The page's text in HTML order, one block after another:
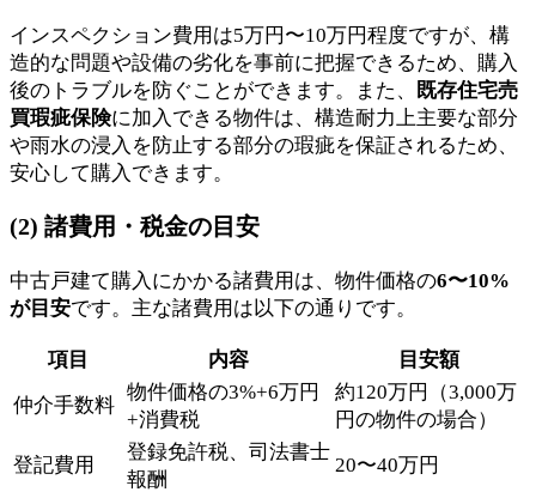
インスペクション費用は5万円〜10万円程度ですが、構
造的な問題や設備の劣化を事前に把握できるため、購入
後のトラブルを防ぐことができます。また、 既存住宅売
買瑕疵保険に加入できる物件は、構造耐力上主要な部分
や雨水の浸入を防止する部分の瑕疵を保証されるため、
安心して購入できます。
(2) 諸費用・税金の目安
中古戸建て購入にかかる諸費用は、物件価格の6〜10%
が目安です。主な諸費用は以下の通りです。
項目 内容
目安額
仲介手数料
物件価格の3%+6万円
+消費税
約120万円（3,000万
円の物件の場合）
登記費用
登録免許税、司法書士
報酬
20〜40万円